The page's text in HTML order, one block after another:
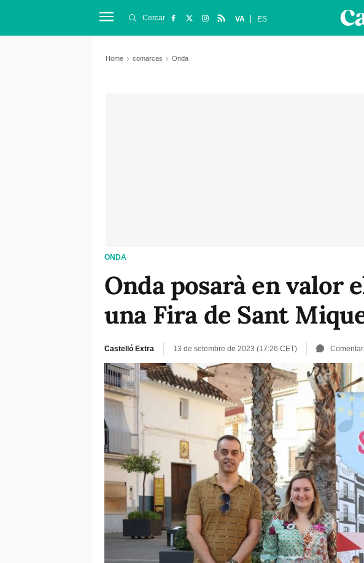
Cercar VA ES
Home comarcas Onda
ONDA
Onda posarà en valor
una Fira de Sant
Castelló Extra 13 de setembre de 2023 (17:26 CET)